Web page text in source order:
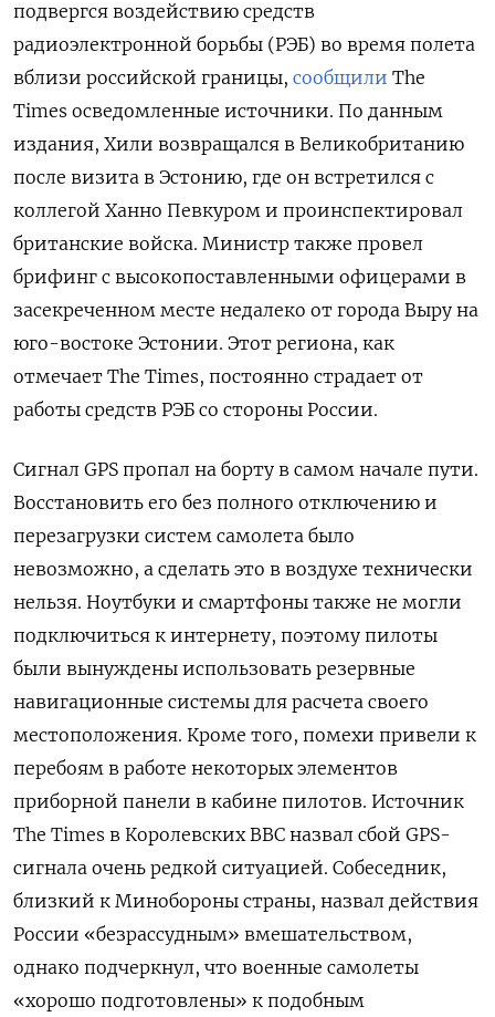
подвергся воздействию средств
радиоэлектронной борьбы (РЭБ) во время полета
вблизи российской границы, сообщили The
Times осведомленные источники. По данным
издания, Хили возвращался в Великобританию
после визита в Эстонию, где он встретился с
коллегой Ханно Певкуром и проинспектировал
британские войска. Министр также провел
брифинг с высокопоставленными офицерами в
засекреченном месте недалеко от города Выру на
юго-востоке Эстонии. Этот региона, как
отмечает The Times, постоянно страдает от
работы средств РЭБ со стороны России.
Сигнал GPS пропал на борту в самом начале пути.
Восстановить его без полного отключению и
перезагрузки систем самолета было
невозможно, а сделать это в воздухе технически
нельзя. Ноутбуки и смартфоны также не могли
подключиться к интернету, поэтому пилоты
были вынуждены использовать резервные
навигационные системы для расчета своего
местоположения. Кроме того, помехи привели к
перебоям в работе некоторых элементов
приборной панели в кабине пилотов. Источник
The Times в Королевских ВВС назвал сбой GPS-
сигнала очень редкой ситуацией. Собеседник,
близкий к Минобороны страны, назвал действия
России «безрассудным» вмешательством,
однако подчеркнул, что военные самолеты
«хорошо подготовлены» к подобным